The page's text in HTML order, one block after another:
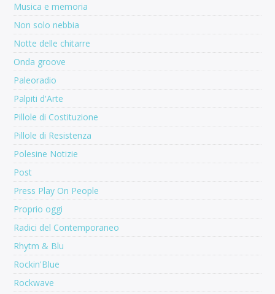
Musica e memoria
Non solo nebbia
Notte delle chitarre
Onda groove
Paleoradio
Palpiti d'Arte
Pillole di Costituzione
Pillole di Resistenza
Polesine Notizie
Post
Press Play On People
Proprio oggi
Radici del Contemporaneo
Rhytm & Blu
Rockin'Blue
Rockwave